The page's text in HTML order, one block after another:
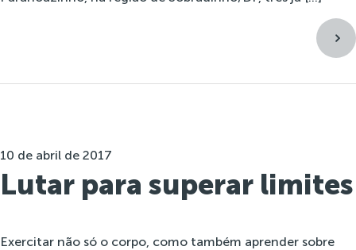
10 de abril de 2017
Lutar para superar limites
Exercitar não só o corpo, como também aprender sobre